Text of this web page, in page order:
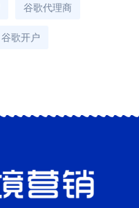
谷歌代理商
谷歌开户